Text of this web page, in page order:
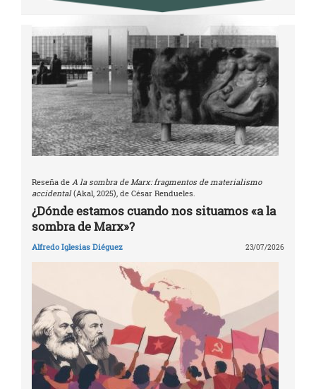
Reseña de A la sombra de Marx: fragmentos de materialismo
accidental(Akal, 2025), de César Rendueles.
¿Dónde estamos cuando nos situamos «a la
sombra de Marx»?
Alfredo Iglesias Diéguez 23/07/2026